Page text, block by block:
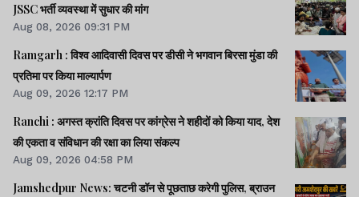
JSSC भर्ती व्यवस्था में सुधार की मांग
Aug 08, 2026 09:31 PM
Ramgarh : विश्व आदिवासी दिवस पर डीसी ने भगवान बिरसा मुंडा की
प्रतिमा पर किया माल्यार्पण
Aug 09, 2026 12:17 PM
Ranchi : अगस्त क्रांति दिवस पर कांग्रेस ने शहीदों को किया याद, देश
की एकता व संविधान की रक्षा का लिया संकल्प
Aug 09, 2026 04:58 PM
Jamshedpur News: चटनी डॉन से पूछताछ करेगी पुलिस, ब्राउन